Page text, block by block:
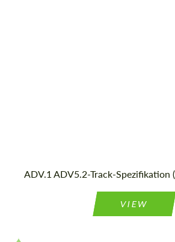
ADV.1 ADV5.2-Track-Spezifikation
VIEW
Wir sprechen Ihre
Wir sprechen Ihre